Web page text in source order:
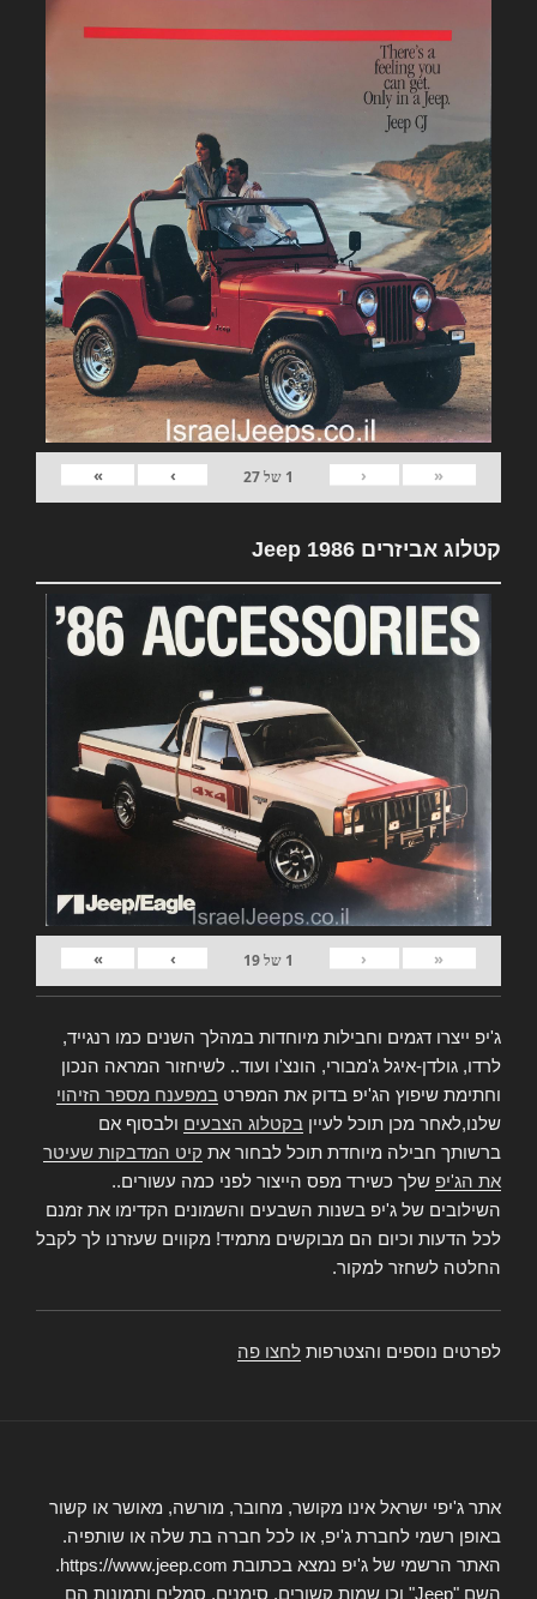
«
‹
1 של27
›
»
קטלוג אביזרים Jeep 1986
«
‹
1 של19
›
»
ג'יפ ייצרו דגמים וחבילות מיוחדות במהלך השנים כמו רנגייד,
לרדו, גולדן-איגל ג'מבורי, הונצ'ו ועוד.. לשיחזור המראה הנכון
וחתימת שיפוץ הג'יפ בדוק את המפרט במפענח מספר הזיהוי
שלנו,לאחר מכן תוכל לעיין בקטלוג הצבעים ולבסוף אם
ברשותך חבילה מיוחדת תוכל לבחור את קיט המדבקות שעיטר
את הג'יפ שלך כשירד מפס הייצור לפני כמה עשורים..
השילובים של ג'יפ בשנות השבעים והשמונים הקדימו את זמנם
לכל הדעות וכיום הם מבוקשים מתמיד! מקווים שעזרנו לך לקבל
החלטה לשחזר למקור.
לפרטים נוספים והצטרפות לחצו פה
אתר ג'יפי ישראל אינו מקושר, מחובר, מורשה, מאושר או קשור
באופן רשמי לחברת ג'יפ, או לכל חברה בת שלה או שותפיה.
האתר הרשמי של ג'יפ נמצא בכתובת https://www.jeep.com.
השם "Jeep" וכן שמות קשורים, סימנים, סמלים ותמונות הם